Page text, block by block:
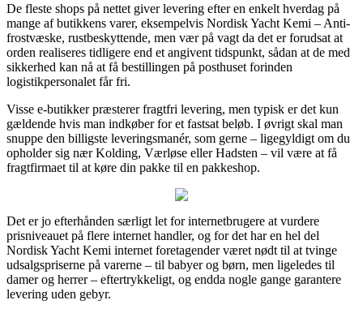
De fleste shops på nettet giver levering efter en enkelt hverdag på
mange af butikkens varer, eksempelvis Nordisk Yacht Kemi – Anti-
frostvæske, rustbeskyttende, men vær på vagt da det er forudsat at
orden realiseres tidligere end et angivent tidspunkt, sådan at de med
sikkerhed kan nå at få bestillingen på posthuset forinden
logistikpersonalet får fri.
Visse e-butikker præsterer fragtfri levering, men typisk er det kun
gældende hvis man indkøber for et fastsat beløb. I øvrigt skal man
snuppe den billigste leveringsmanér, som gerne – ligegyldigt om du
opholder sig nær Kolding, Værløse eller Hadsten – vil være at få
fragtfirmaet til at køre din pakke til en pakkeshop.
Det er jo efterhånden særligt let for internetbrugere at vurdere
prisniveauet på flere internet handler, og for det har en hel del
Nordisk Yacht Kemi internet foretagender været nødt til at tvinge
udsalgspriserne på varerne – til babyer og børn, men ligeledes til
damer og herrer – eftertrykkeligt, og endda nogle gange garantere
levering uden gebyr.